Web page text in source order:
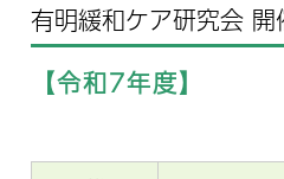
有明緩和ケア研究会 開
【令和7年度】